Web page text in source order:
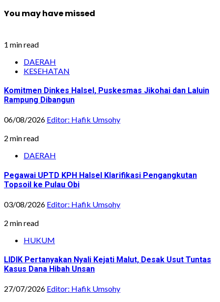
You may have missed
1 min read
DAERAH
KESEHATAN
Komitmen Dinkes Halsel, Puskesmas Jikohai dan Laluin
Rampung Dibangun
06/08/2026 Editor: Hafik Umsohy
2 min read
DAERAH
Pegawai UPTD KPH Halsel Klarifikasi Pengangkutan
Topsoil ke Pulau Obi
03/08/2026 Editor: Hafik Umsohy
2 min read
HUKUM
LIDIK Pertanyakan Nyali Kejati Malut, Desak Usut Tuntas
Kasus Dana Hibah Unsan
27/07/2026 Editor: Hafik Umsohy